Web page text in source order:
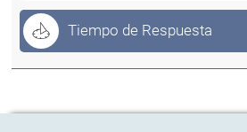
Tiempo de Respuesta